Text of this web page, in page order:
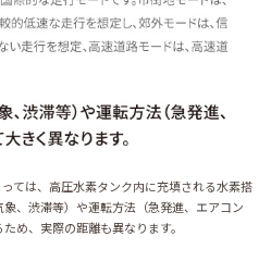
ては、高圧水素タンク内に充填される水素搭
、渋滞等）や運転方法（急発進、エアコン
め、実際の距離も異なります。